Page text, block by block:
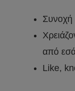
Συνοχή
από
Like,